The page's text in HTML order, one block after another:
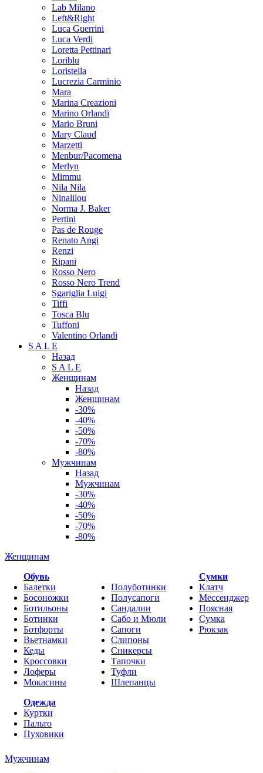
Lab Milano
Left&Right
Luca Guerrini
Luca Verdi
Loretta Pettinari
Loriblu
Loristella
Lucrezia Carminio
Mara
Marina Creazioni
Marino Orlandi
Mario Bruni
Mary Claud
Marzetti
Menbur/Pacomena
Merlyn
Mimmu
Nila Nila
Ninalilou
Norma J. Baker
Pertini
Pas de Rouge
Renato Angi
Renzi
Ripani
Rosso Nero
Rosso Nero Trend
Sgariglia Luigi
Tiffi
Tosca Blu
Tuffoni
Valentino Orlandi
S A L E
Назад
S A L E
Женщинам
Назад
Женщинам
-30%
-40%
-50%
-70%
-80%
Мужчинам
Назад
Мужчинам
-30%
-40%
-50%
-70%
-80%
Женщинам
Обувь
Балетки
Босоножки
Ботильоны
Ботинки
Ботфорты
Вьетнамки
Кеды
Кроссовки
Лоферы
Мокасины
Полуботинки
Полусапоги
Сандалии
Сабо и Мюли
Сапоги
Слипоны
Сникерсы
Тапочки
Туфли
Шлепанцы
Cумки
Клатч
Мессенджер
Поясная
Сумка
Рюкзак
Одежда
Куртки
Пальто
Пуховики
Мужчинам